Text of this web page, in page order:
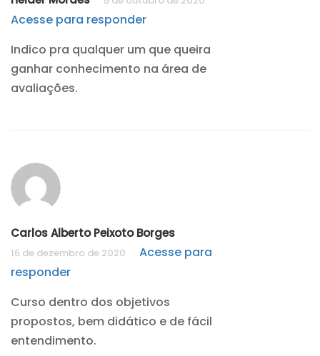
Acesse para responder
Indico pra qualquer um que queira
ganhar conhecimento na área de
avaliações.
Carlos Alberto Peixoto Borges
16 de dezembro de 2020
Acesse para
responder
Curso dentro dos objetivos
propostos, bem didático e de fácil
entendimento.